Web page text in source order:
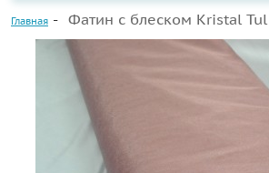
Главная Фатин с блеском Kristal